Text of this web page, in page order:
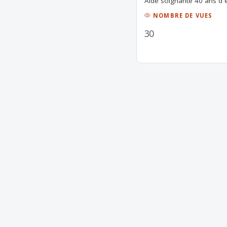
NOMBRE DE VUES
30